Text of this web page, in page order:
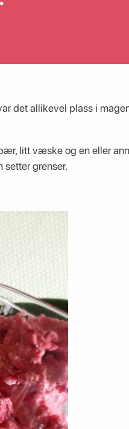
det allikevel plass i
litt væske og en eller
setter grenser.